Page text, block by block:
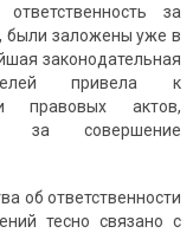
за
были заложены уже в
законодательная
привела к
правовых актов,
за совершение
об ответственности
тесно связано с